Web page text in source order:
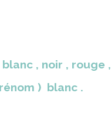
, noir , rouge
) blanc .